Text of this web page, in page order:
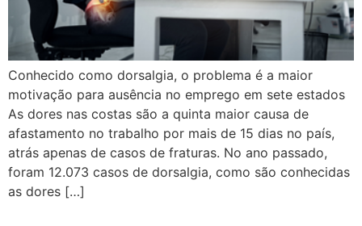
Conhecido como dorsalgia, o problema é a maior
motivação para ausência no emprego em sete estados
As dores nas costas são a quinta maior causa de
afastamento no trabalho por mais de 15 dias no país,
atrás apenas de casos de fraturas. No ano passado,
foram 12.073 casos de dorsalgia, como são conhecidas
as dores […]